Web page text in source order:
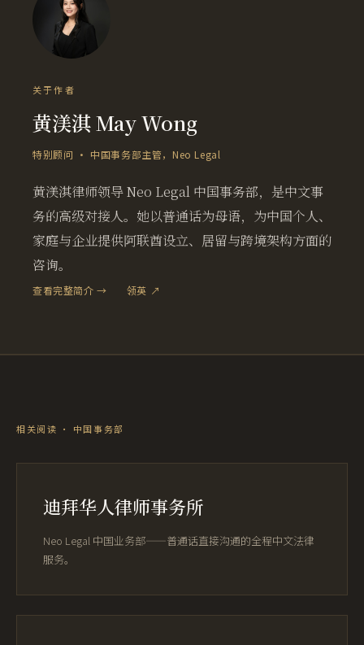
关于作者
黄渼淇 May Wong
特别顾问 · 中国事务部主管，Neo Legal
黄渼淇律师领导 Neo Legal 中国事务部，是中文事
务的高级对接人。她以普通话为母语，为中国个人、
家庭与企业提供阿联酋设立、居留与跨境架构方面的
咨询。
查看完整简介 → 领英 ↗
相关阅读 · 中国事务部
迪拜华人律师事务所
Neo Legal 中国业务部——普通话直接沟通的全程中文法律
服务。